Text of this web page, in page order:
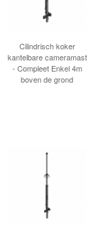
Cilindrisch koker
kantelbare cameramast
- Compleet Enkel 4m
boven de grond